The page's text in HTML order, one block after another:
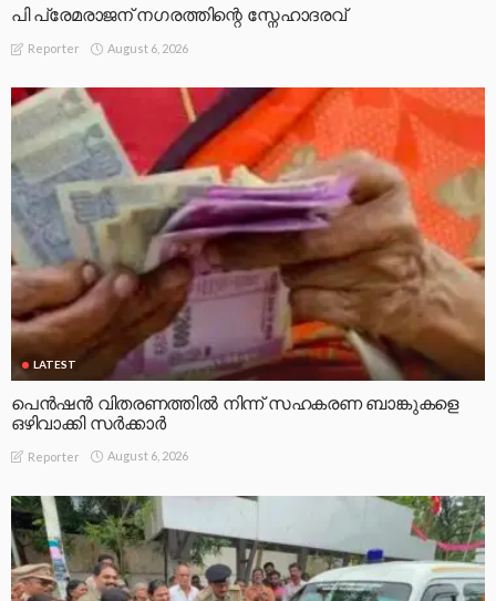
പി പ്രേമരാജന് നഗരത്തിന്റെ സ്നേഹാദരവ്
Reporter August 6, 2026
LATEST
പെൻഷൻ വിതരണത്തിൽ നിന്ന് സഹകരണ ബാങ്കുകളെ
ഒഴിവാക്കി സർക്കാർ
Reporter August 6, 2026